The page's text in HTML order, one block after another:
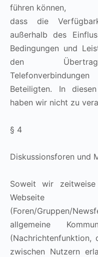
führen können,
dass die
außerhalb des
Bedingungen und
den
Beteiligten. In
haben wir nicht zu
§ 4
Diskussionsforen und
Soweit wir
Webseite
(Foren/Gruppen/
allgemeine
(Nachrichtenfunktion,
zwischen Nutzern